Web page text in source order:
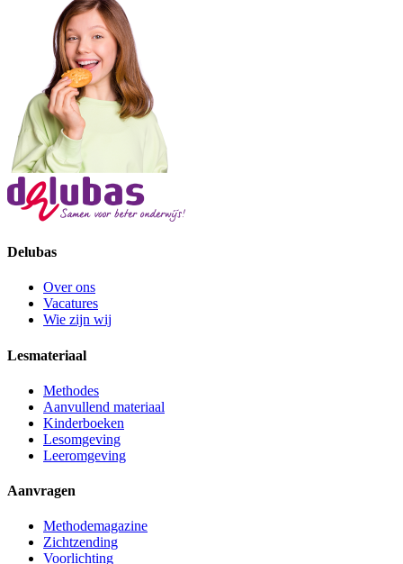
Delubas
Over ons
Vacatures
Wie zijn wij
Lesmateriaal
Methodes
Aanvullend materiaal
Kinderboeken
Lesomgeving
Leeromgeving
Aanvragen
Methodemagazine
Zichtzending
Voorlichting